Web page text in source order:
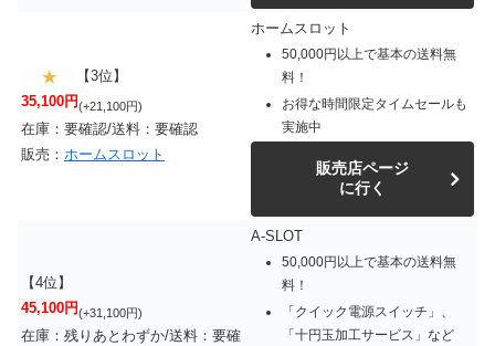
【3位】
35,100円(+21,100円)
在庫：要確認/送料：要確認
販売： ホームスロット
ホームスロット
50,000円以上で基本の送料無
料！
お得な時間限定タイムセールも
実施中
販売店ページ
に行く
【4位】
45,100円(+31,100円)
在庫：残りあとわずか/送料：要確
A-SLOT
50,000円以上で基本の送料無
料！
「クイック電源スイッチ」、
「十円玉加工サービス」など